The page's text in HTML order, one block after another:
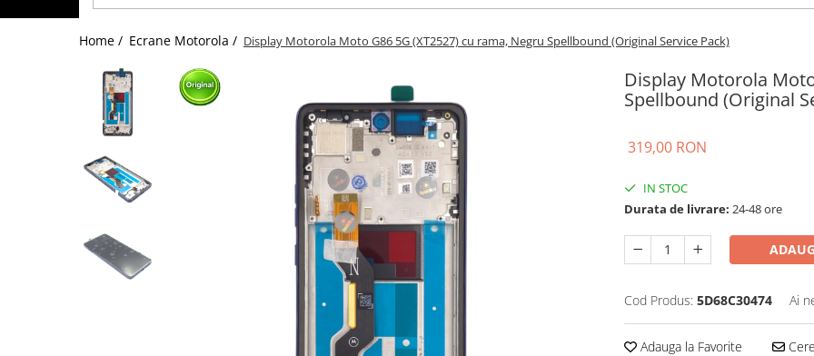
tableta
Ecrane iPhone
Ecrane Huawei / Honor
Ecrane Xiaomi / Redmi
Ecrane Motorola
Ecrane Oppo / Realme
Ecrane Diverse
Home / Ecrane Motorola / Display Motorola Moto G86 5G (XT2527) cu rama, Negru Spellbound (Original Service Pack)
Display Motorola
Spellbound (Original
319,00 RON
IN STOC
Durata de livrare: 24-48 ore
Cod Produs: 5D68C30474 Ai
Adauga la Favorite